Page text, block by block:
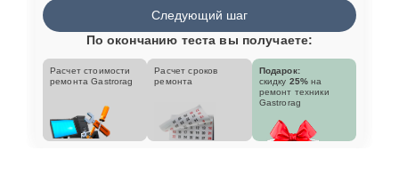
Следующий шаг
По окончанию теста вы получаете:
Расчет стоимости
ремонта Gastrorag
Расчет сроков
ремонта
Подарок:
скидку 25% на
ремонт техники
Gastrorag